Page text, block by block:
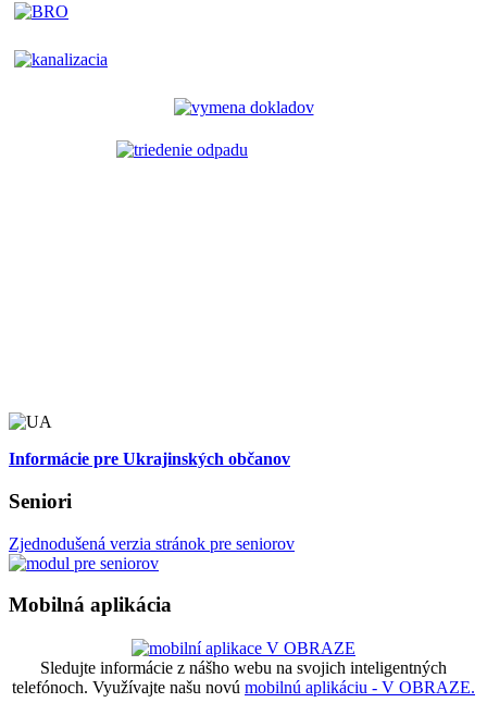
Informácie pre Ukrajinských občanov
Seniori
Zjednodušená verzia stránok pre seniorov
Mobilná aplikácia
Sledujte informácie z nášho webu na svojich inteligentných
telefónoch. Využívajte našu novú mobilnú aplikáciu - V OBRAZE.